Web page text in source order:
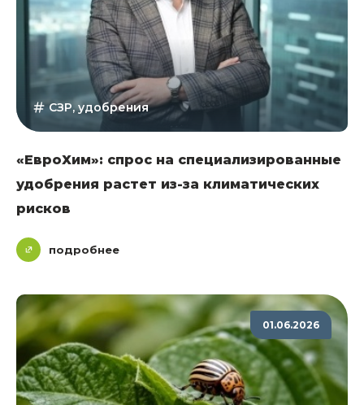
СЗР, удобрения
«ЕвроХим»: спрос на специализированные
удобрения растет из-за климатических
рисков
подробнее
01.06.2026